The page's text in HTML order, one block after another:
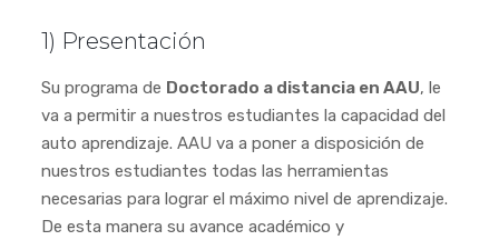
1) Presentación
Su programa de Doctorado a distancia en AAU, le
va a permitir a nuestros estudiantes la capacidad del
auto aprendizaje. AAU va a poner a disposición de
nuestros estudiantes todas las herramientas
necesarias para lograr el máximo nivel de aprendizaje.
De esta manera su avance académico y